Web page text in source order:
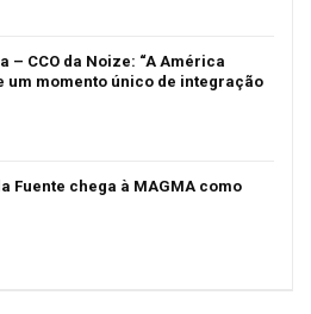
– CCO da Noize: “A América
um momento único de integração
Fuente chega à MAGMA como